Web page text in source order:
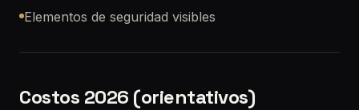
Elementos de seguridad visibles
Costos 2026 (orientativos)